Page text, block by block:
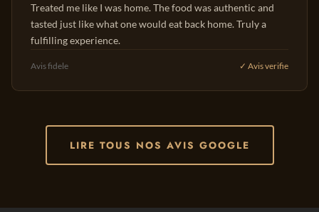
Treated me like I was home. The food was authentic and
tasted just like what one would eat back home. Truly a
fulfilling experience.
Avis fidele ✓ Avis verifie
LIRE TOUS NOS AVIS GOOGLE